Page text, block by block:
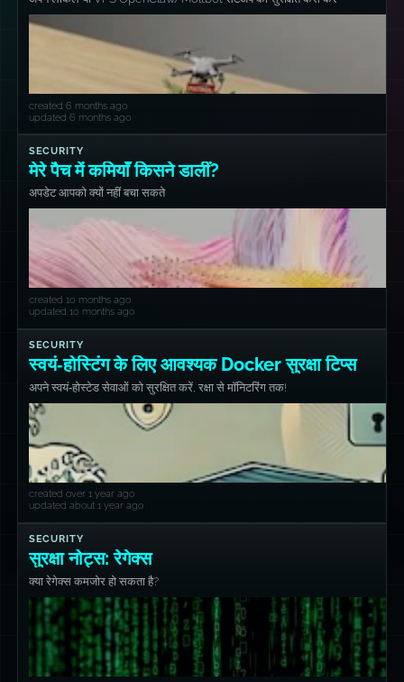
created 6 months ago
updated 6 months ago
SECURITY
मेरे पैच में कमियाँ किसने डालीं?
अपडेट आपको क्यों नहीं बचा सकते
created 10 months ago
updated 10 months ago
SECURITY
स्वयं‑होस्टिंग के लिए आवश्यक Docker सुरक्षा टिप्स
अपने स्वयं‑होस्टेड सेवाओं को सुरक्षित करें, रक्षा से मॉनिटरिंग तक!
created over 1 year ago
updated about 1 year ago
SECURITY
सुरक्षा नोट्स: रेगेक्स
क्या रेगेक्स कमजोर हो सकता है?